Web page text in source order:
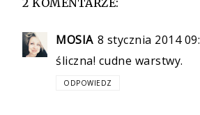
MOSIA 8 stycznia 2014
śliczna! cudne warstwy.
ODPOWIEDZ